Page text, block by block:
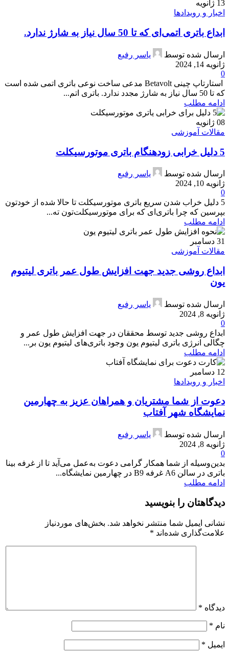
13 ژانویه
اخبار و رویدادها
ابداع باتری اتمی‌‌ای که تا 50 سال نیاز به شارژ ندارد.
ارسال شده توسط
یاسر رفیع
ژانویه 14, 2024
0
استارتاپ چینی Betavolt مدعی ساخت نوعی باتری‌ اتمی‌ شده است
که تا 50 سال نیاز به شارژ مجدد ندارد. باتری اتم...
ادامه مطلب
08 ژانویه
مقالات آموزشی
5 دلیل خرابی زودهنگام باتری موتورسیکلت
ارسال شده توسط
یاسر رفیع
ژانویه 10, 2024
0
5 دلیل خراب شدن سریع باتری موتورسیکلت تا حالا شده از خودتون
بپرسین که چرا باتری‌ای که برای موتورسیکلت‌‌تون ته...
ادامه مطلب
31 دسامبر
مقالات آموزشی
ابداع روشی جدید جهت افزایش طول عمر باتری لیتیوم
یون
ارسال شده توسط
یاسر رفیع
ژانویه 8, 2024
0
ابداع روشی جدید توسط محققان در جهت افزایش طول عمر و
چگالی انرژی باتری لیتیوم یون وجود باتری‌های لیتیوم یون بر...
ادامه مطلب
12 دسامبر
اخبار و رویدادها
دعوت از شما مشتریان و همراهان عزیز به چهارمین
نمایشگاه شهر آفتاب
ارسال شده توسط
یاسر رفیع
ژانویه 8, 2024
0
بدین‌وسیله از شما همکار گرامی دعوت به‌عمل می‌آید تا از غرفه بینا
باتری در سالن A6 غرفه B9 در چهارمین نمایشگاه...
ادامه مطلب
دیدگاهتان را بنویسید
نشانی ایمیل شما منتشر نخواهد شد. بخش‌های موردنیاز
علامت‌گذاری شده‌اند *
دیدگاه *
نام *
ایمیل *